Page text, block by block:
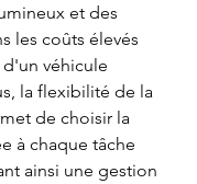
et des
les coûts élevés
d'un véhicule
la flexibilité de la
de choisir la
à chaque tâche
ainsi une gestion